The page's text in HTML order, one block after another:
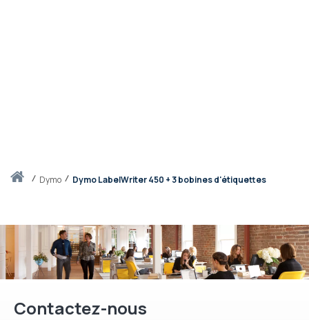
Accueildymo Dymo LabelWriter 450 + 3 bobines d'étiquettes
Contactez-nous